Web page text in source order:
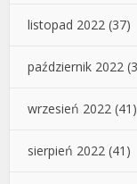
listopad 2022 (37)
październik 2022
wrzesień 2022 (41)
sierpień 2022 (41)